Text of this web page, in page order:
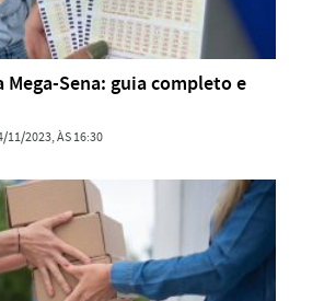
Mega-Sena: guia completo e
11/2023, ÀS 16:30